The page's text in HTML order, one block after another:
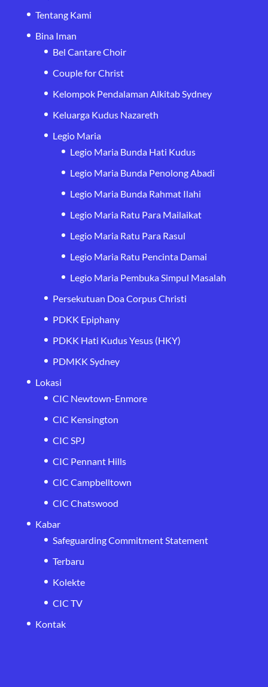
Tentang Kami
Bina Iman
Bel Cantare Choir
Couple for Christ
Kelompok Pendalaman Alkitab Sydney
Keluarga Kudus Nazareth
Legio Maria
Legio Maria Bunda Hati Kudus
Legio Maria Bunda Penolong Abadi
Legio Maria Bunda Rahmat Ilahi
Legio Maria Ratu Para Mailaikat
Legio Maria Ratu Para Rasul
Legio Maria Ratu Pencinta Damai
Legio Maria Pembuka Simpul Masalah
Persekutuan Doa Corpus Christi
PDKK Epiphany
PDKK Hati Kudus Yesus (HKY)
PDMKK Sydney
Lokasi
CIC Newtown-Enmore
CIC Kensington
CIC SPJ
CIC Pennant Hills
CIC Campbelltown
CIC Chatswood
Kabar
Safeguarding Commitment Statement
Terbaru
Kolekte
CIC TV
Kontak